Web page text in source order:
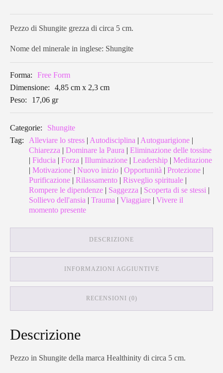
Pezzo di Shungite grezza di circa 5 cm.
Nome del minerale in inglese: Shungite
Forma:
Free Form
Dimensione:
4,85 cm x 2,3 cm
Peso:
17,06 gr
Categorie:
Shungite
Tag:
Alleviare lo stress | Autodisciplina | Autoguarigione |
Chiarezza | Dominare la Paura | Eliminazione delle tossine
| Fiducia | Forza | Illuminazione | Leadership | Meditazione
| Motivazione | Nuovo inizio | Opportunità | Protezione |
Purificazione | Rilassamento | Risveglio spirituale |
Rompere le dipendenze | Saggezza | Scoperta di se stessi |
Sollievo dell'ansia | Trauma | Viaggiare | Vivere il
momento presente
DESCRIZIONE
INFORMAZIONI AGGIUNTIVE
RECENSIONI (0)
Descrizione
Pezzo in Shungite della marca Healthinity di circa 5 cm.